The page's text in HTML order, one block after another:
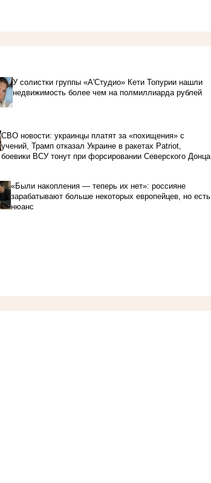
У солистки группы «А'Студио» Кети Топурии нашли
недвижимость более чем на полмиллиарда рублей
СВО новости: украинцы платят за «похищения» с
учений, Трамп отказал Украине в ракетах Patriot,
боевики ВСУ тонут при форсировании Северского Донца
«Были накопления — теперь их нет»: россияне
зарабатывают больше некоторых европейцев, но есть
нюанс